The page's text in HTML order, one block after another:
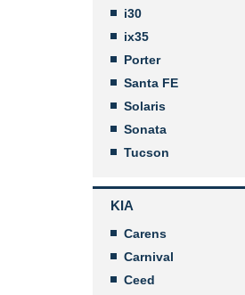
i30
ix35
Porter
Santa FE
Solaris
Sonata
Tucson
KIA
Carens
Carnival
Ceed